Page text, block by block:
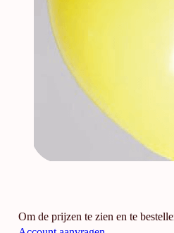
Om de prijzen te zien en te